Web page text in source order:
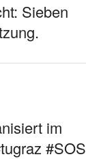
Sieben
im
#SOS